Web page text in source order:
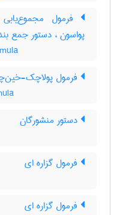
فرمول
پواسون ، دستور جمع
فرمول پولاچک-
دستور منشورگان
فرمول گزاره ای
فرمول گزاره ای